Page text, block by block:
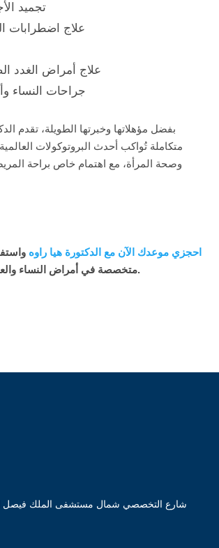
تجميد
علاج اضطرابات
علاج أمراض الغدد
جراحات النساء
بفضل مؤهلاتها وخبرتها الطويلة، تقدم
متكاملة تُواكب أحدث البروتوكولات
وصحة المرأة، مع اهتمام خاص براحة
احجزي موعدك الآن مع الدكتورة هيا راوه
متخصصة في أمراض النساء والعقم وأطفال الأنابيب.
شارع التخصصي شمال مستشفى الملك فيصل